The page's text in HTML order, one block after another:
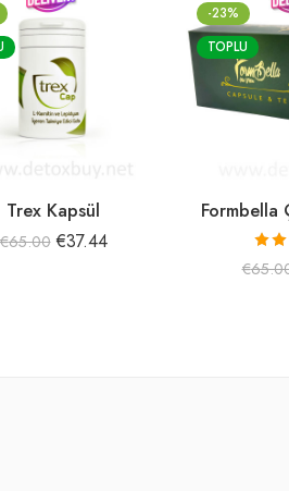
Trex Kapsül
€65.00 €37.44
-23%
TOPLU
Formbella
5
5.00
€